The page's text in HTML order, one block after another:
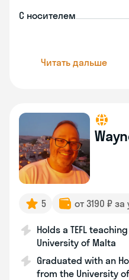
С носителем
Читать дальше
5 от 3190 ₽ за
Holds a TEFL
University of Malta
Graduated with an
from the University